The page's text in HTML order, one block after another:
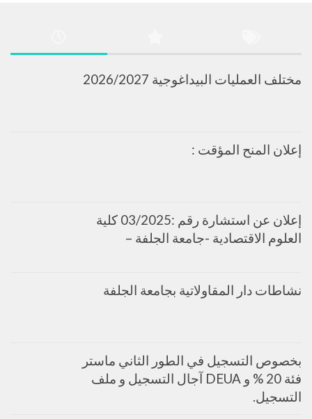
مختلف العمليات البيداغوجية 2026/2027
إعلان المنح المؤقت :
إعلان عن استشارة رقم :03/2025 كلية
العلوم الاقتصادية -جامعة الجلفة –
نشاطات دار المقاولاتية بجامعة الجلفة
بخصوص التسجيل في الطور الثاني ماستر
فئة 20 % و DEUA آجال التسجيل و ملف
التسجيل.